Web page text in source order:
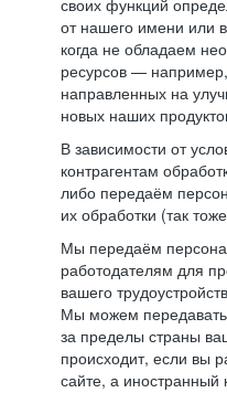
своих функций
от нашего имени или
когда не обладаем
ресурсов —
направленных на
новых наших
В зависимости от
контрагентам
либо передаём
их обработки (так
Мы передаём
работодателям для
вашего
Мы можем передавать
за пределы страны
происходит, если вы
сайте, а иностранный